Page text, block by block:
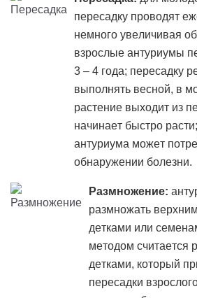
пересадку проводят
немного увеличивая
взрослые антуриумы
3 – 4 года; пересадку
выполнять весной, в
растение выходит из
начинает быстро
антуриума может
обнаружении болезни.
Размножение:
размножать
детками или
методом считается
детками, который
пересадки